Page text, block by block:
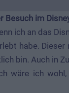
Besuch im
ich an das
habe. Dieser
bin. Auch in
wäre ich